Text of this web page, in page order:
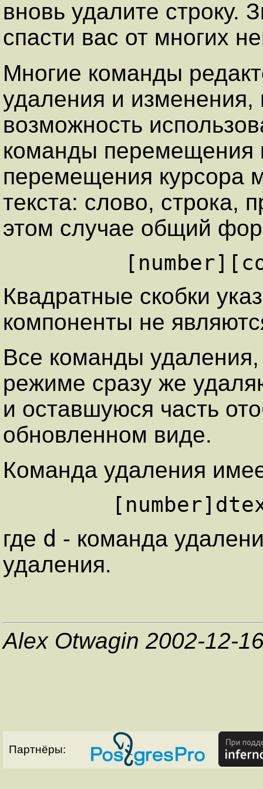
вновь удалите строку.
спасти вас от многих
Многие команды
удаления и
возможность
команды перемещения
перемещения курсора
текста: слово, строка,
этом случае общий
Квадратные скобки
компоненты не
Все команды
режиме сразу же
и оставшуюся часть
обновленном виде.
Команда удаления
где d - команда
удаления.
Alex Otwagin 2002-12-
Партнёры: